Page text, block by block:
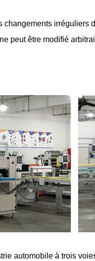
irréguliers
peut être modifié
automobile à trois